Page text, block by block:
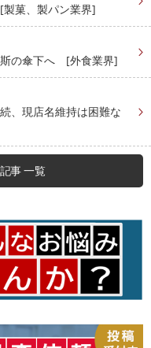
菓、製パン業界]
斯の傘下へ [外食業界]
、現店名維持は困難な
事 一覧